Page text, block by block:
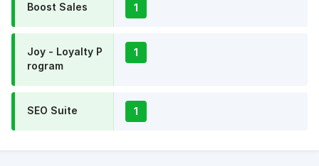
Boost Sales 1
Joy - Loyalty P
rogram
1
SEO Suite 1